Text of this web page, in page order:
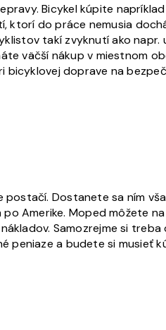
Bicykel kúpite
do práce nemusia
takí zvyknutí ako
väčší nákup v miestnom
doprave na
Dostanete sa ním
po Amerike. Moped môžete
Samozrejme si
a budete si musieť